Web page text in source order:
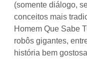
(somente diálogo,
conceitos mais
Homem Que Sabe
robôs gigantes,
história bem